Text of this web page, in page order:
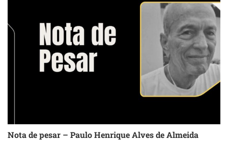
Nota de pesar – Paulo Henrique Alves de Almeida